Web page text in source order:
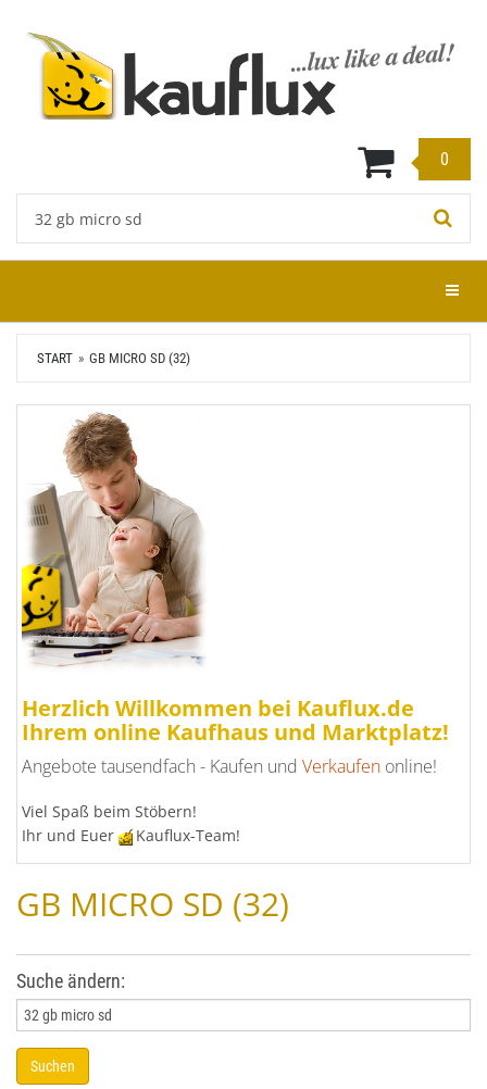
Hauptinhalt
springen
0
Menü
START GB MICRO SD (32)
Herzlich Willkommen bei Kauflux.de
Ihrem online Kaufhaus und Marktplatz!
Angebote tausendfach - Kaufen und Verkaufen online!
Viel Spaß beim Stöbern!
Ihr und Euer
Kauflux-Team!
GB MICRO SD (32)
Suche ändern:
Suchen